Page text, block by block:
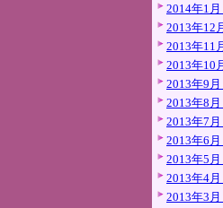
2014年1月
2013年12
2013年11
2013年10
2013年9月
2013年8月
2013年7月
2013年6月
2013年5月
2013年4月
2013年3月